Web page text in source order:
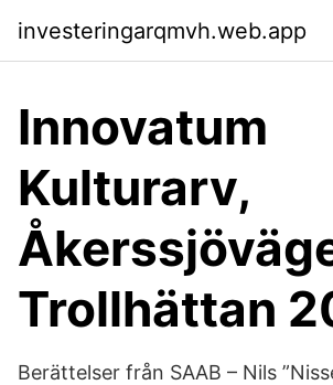
investeringarqmvh.web.app
Innovatum
Kulturarv,
Trollhättan
Berättelser från SAAB – Nils